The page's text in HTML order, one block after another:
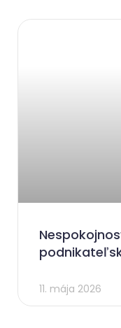
11. mája 2026